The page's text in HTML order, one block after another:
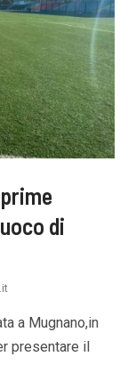
di
a Mugnano,in
presentare il